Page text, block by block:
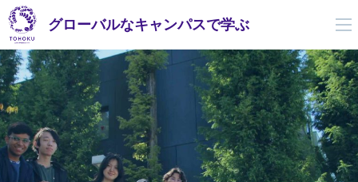
グローバルなキャンパスで学ぶ